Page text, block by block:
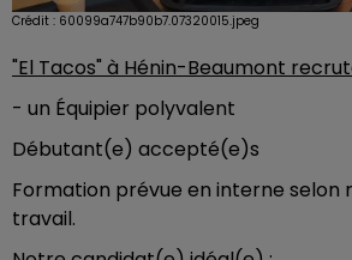
Crédit : 60099a747b90b7.07320015.jpeg
"El Tacos" à Hénin-Beaumont
- un Équipier polyvalent
Débutant(e) accepté(e)s
Formation prévue en interne selon
travail.